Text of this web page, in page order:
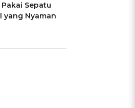
Sepatu
yang Nyaman